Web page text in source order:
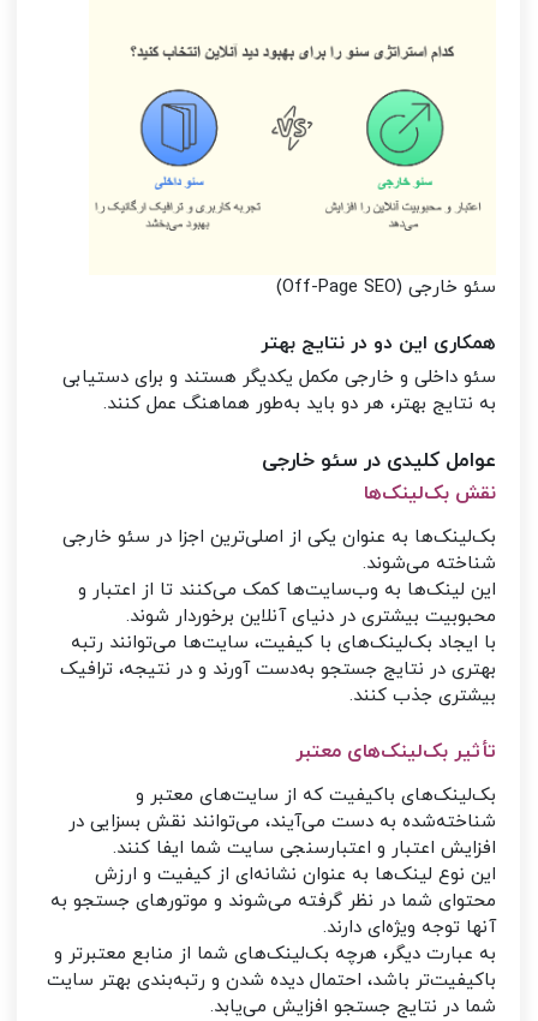
سئو خارجی (Off-Page SEO)
همکاری این دو در نتایج بهتر
سئو داخلی و خارجی مکمل یکدیگر هستند و برای دستیابی
به نتایج بهتر، هر دو باید به‌طور هماهنگ عمل کنند.
عوامل کلیدی در سئو خارجی
نقش بک‌لینک‌ها
بک‌لینک‌ها به عنوان یکی از اصلی‌ترین اجزا در سئو خارجی
شناخته می‌شوند.
این لینک‌ها به وب‌سایت‌ها کمک می‌کنند تا از اعتبار و
محبوبیت بیشتری در دنیای آنلاین برخوردار شوند.
با ایجاد بک‌لینک‌های با کیفیت، سایت‌ها می‌توانند رتبه
بهتری در نتایج جستجو به‌دست آورند و در نتیجه، ترافیک
بیشتری جذب کنند.
تأثیر بک‌لینک‌های معتبر
بک‌لینک‌های باکیفیت که از سایت‌های معتبر و
شناخته‌شده به دست می‌آیند، می‌توانند نقش بسزایی در
افزایش اعتبار و اعتبارسنجی سایت شما ایفا کنند.
این نوع لینک‌ها به عنوان نشانه‌ای از کیفیت و ارزش
محتوای شما در نظر گرفته می‌شوند و موتورهای جستجو به
آنها توجه ویژه‌ای دارند.
به عبارت دیگر، هرچه بک‌لینک‌های شما از منابع معتبرتر و
باکیفیت‌تر باشد، احتمال دیده شدن و رتبه‌بندی بهتر سایت
شما در نتایج جستجو افزایش می‌یابد.